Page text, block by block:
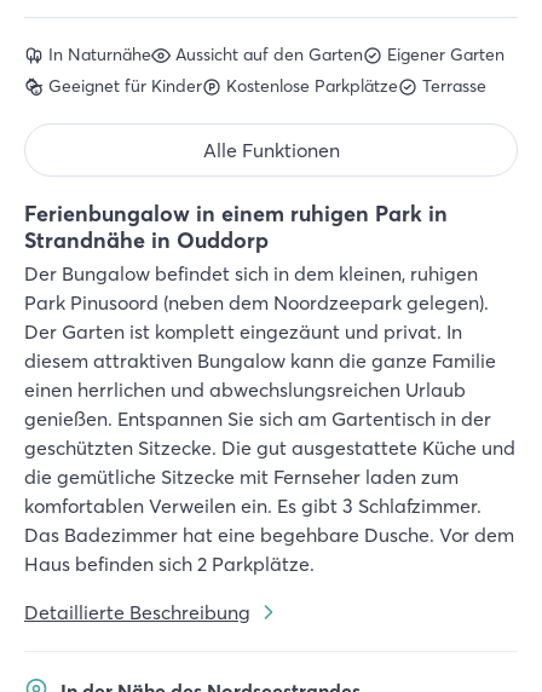
Ferienbungalow in einem ruhigen Park in
Strandnähe in Ouddorp
Der Bungalow befindet sich in dem kleinen, ruhigen
Park Pinusoord (neben dem Noordzeepark gelegen).
Der Garten ist komplett eingezäunt und privat. In
diesem attraktiven Bungalow kann die ganze Familie
einen herrlichen und abwechslungsreichen Urlaub
genießen. Entspannen Sie sich am Gartentisch in der
geschützten Sitzecke. Die gut ausgestattete Küche und
die gemütliche Sitzecke mit Fernseher laden zum
komfortablen Verweilen ein. Es gibt 3 Schlafzimmer.
Das Badezimmer hat eine begehbare Dusche. Vor dem
Haus befinden sich 2 Parkplätze.
Detaillierte Beschreibung
In Naturnähe Aussicht auf den Garten
Eigener Garten
Geeignet für Kinder
Kostenlose Parkplätze Terrasse
Alle Funktionen